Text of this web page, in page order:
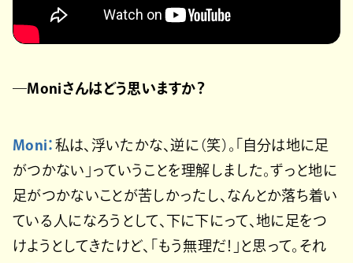
―Moniさんはどう思いますか？
Moni： 私は、浮いたかな、逆に（笑）。「自分は地に足
がつかない」っていうことを理解しました。ずっと地に
足がつかないことが苦しかったし、なんとか落ち着い
ている人になろうとして、下に下にって、地に足をつ
けようとしてきたけど、「もう無理だ！」と思って。それ